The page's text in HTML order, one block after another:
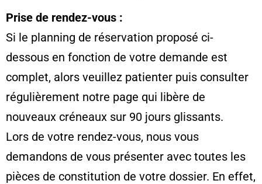
Prise de rendez-vous :
Si le planning de réservation proposé ci-
dessous en fonction de votre demande est
complet, alors veuillez patienter puis consulter
régulièrement notre page qui libère de
nouveaux créneaux sur 90 jours glissants.
Lors de votre rendez-vous, nous vous
demandons de vous présenter avec toutes les
pièces de constitution de votre dossier. En effet,